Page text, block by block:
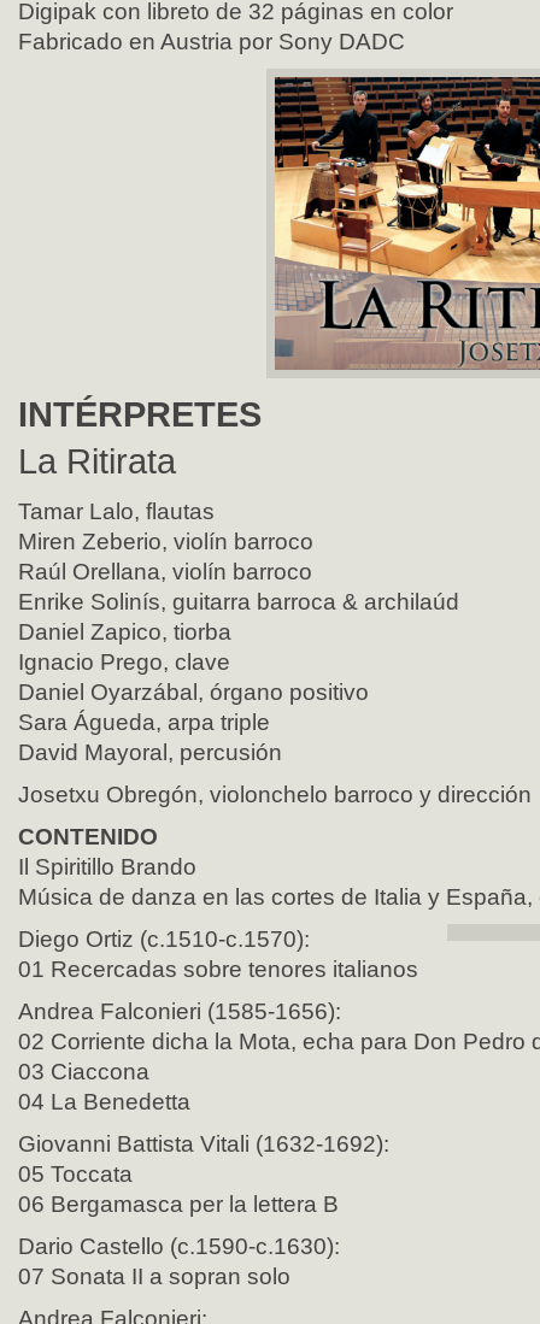
Digipak con libreto de 32 páginas en color
Fabricado en Austria por Sony DADC
INTÉRPRETES
La Ritirata
Tamar Lalo, flautas
Miren Zeberio, violín barroco
Raúl Orellana, violín barroco
Enrike Solinís, guitarra barroca & archilaúd
Daniel Zapico, tiorba
Ignacio Prego, clave
Daniel Oyarzábal, órgano positivo
Sara Águeda, arpa triple
David Mayoral, percusión
Josetxu Obregón, violonchelo barroco y dirección
CONTENIDO
Il Spiritillo Brando
Música de danza en las cortes de Italia y España,
Diego Ortiz (c.1510-c.1570):
01 Recercadas sobre tenores italianos
Andrea Falconieri (1585-1656):
02 Corriente dicha la Mota, echa para Don Pedro
03 Ciaccona
04 La Benedetta
Giovanni Battista Vitali (1632-1692):
05 Toccata
06 Bergamasca per la lettera B
Dario Castello (c.1590-c.1630):
07 Sonata II a sopran solo
Andrea Falconieri: